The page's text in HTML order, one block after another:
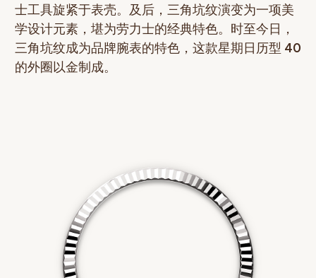
士工具旋紧于表壳。及后，三角坑纹演变为一项美
学设计元素，堪为劳力士的经典特色。时至今日，
三角坑纹成为品牌腕表的特色，这款星期日历型 40
的外圈以金制成。